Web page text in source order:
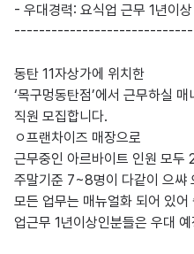
- 우대경력: 요식업 근무 1년이상
동탄 11자상가에 위치한
‘목구멍동탄점’에서 근무하실 매
직원 모집합니다.
ㅇ프랜차이즈 매장으로
근무중인 아르바이트 인원 모두
주말기준 7~8명이 다같이 으쌰
모든 업무는 매뉴얼화 되어 있
업근무 1년이상인분들은 우대